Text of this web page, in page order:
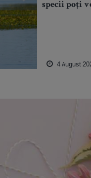
specii poți
4 August